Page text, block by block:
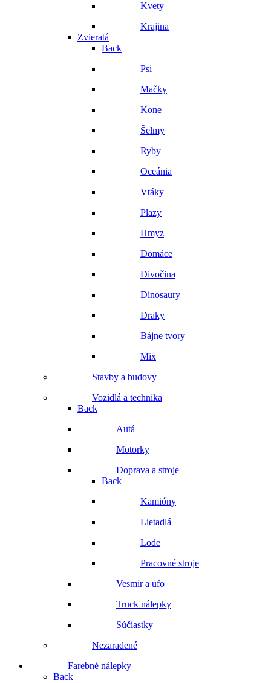
Kvety
Krajina
Zvieratá
Back
Psi
Mačky
Kone
Šelmy
Ryby
Oceánia
Vtáky
Plazy
Hmyz
Domáce
Divočina
Dinosaury
Draky
Bájne tvory
Mix
Stavby a budovy
Vozidlá a technika
Back
Autá
Motorky
Doprava a stroje
Back
Kamióny
Lietadlá
Lode
Pracovné stroje
Vesmír a ufo
Truck nálepky
Súčiastky
Nezaradené
Farebné nálepky
Back